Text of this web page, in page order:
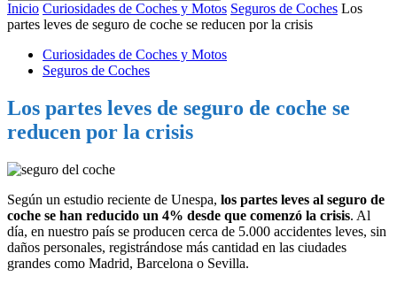
Inicio Curiosidades de Coches y Motos Seguros de Coches Los
partes leves de seguro de coche se reducen por la crisis
Curiosidades de Coches y Motos
Seguros de Coches
Los partes leves de seguro de coche se
reducen por la crisis
Según un estudio reciente de Unespa, los partes leves al seguro de
coche se han reducido un 4% desde que comenzó la crisis. Al
día, en nuestro país se producen cerca de 5.000 accidentes leves, sin
daños personales, registrándose más cantidad en las ciudades
grandes como Madrid, Barcelona o Sevilla.